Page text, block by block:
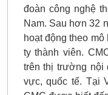
đoàn công nghệ
Nam. Sau hơn 32
hoạt động theo
ty thành viên.
trên thị trường
vực, quốc tế. Tại